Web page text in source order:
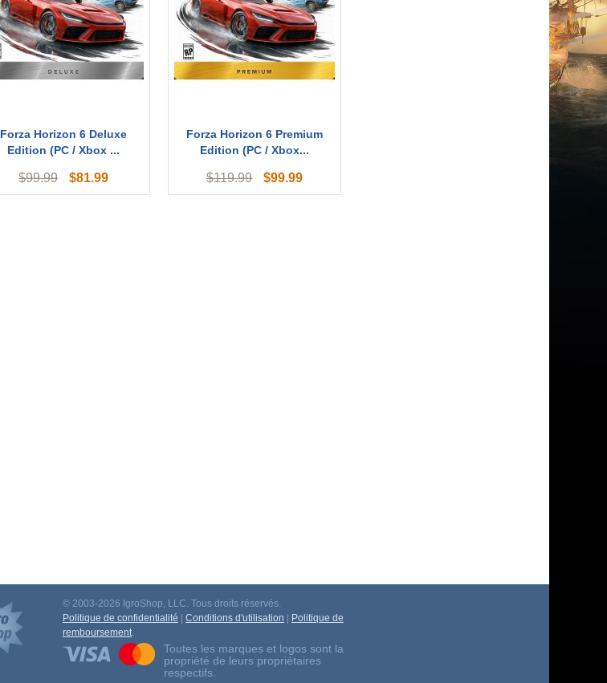
Forza Horizon 6 Deluxe
Edition (PC / Xbox ...
$99.99 $81.99
Forza Horizon 6 Premium
Edition (PC / Xbox...
$119.99 $99.99
© 2003-2026 IgroShop, LLC. Tous droits réservés.
Politique de confidentialité
Conditions d'utilisation
Politique de
remboursement.
Toutes les marques et logos sont la
propriété de leurs propriétaires
respectifs.